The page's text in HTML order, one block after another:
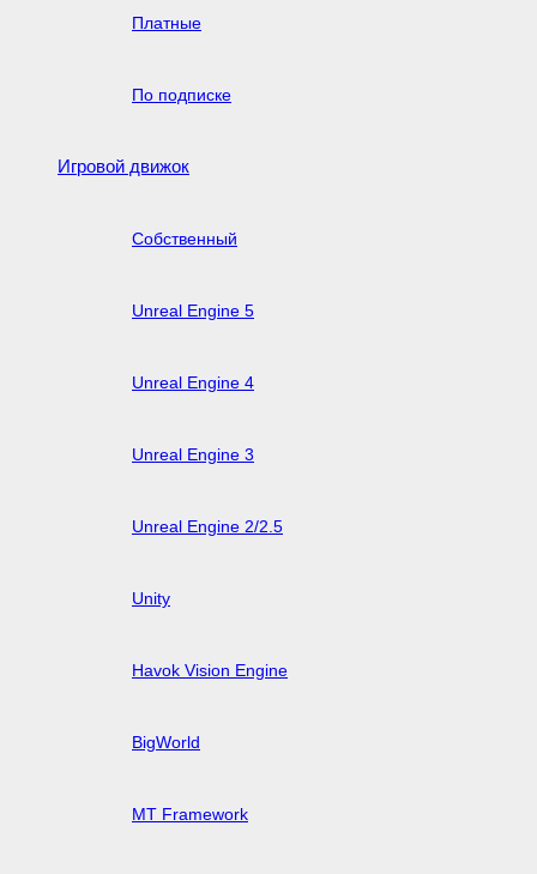
Платные
По подписке
Игровой движок
Собственный
Unreal Engine 5
Unreal Engine 4
Unreal Engine 3
Unreal Engine 2/2.5
Unity
Havok Vision Engine
BigWorld
MT Framework